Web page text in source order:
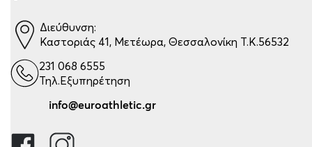
Διεύθυνση:
Καστοριάς 41, Μετέωρα, Θεσσαλονίκη Τ.Κ.56532
231 068 6555
Τηλ.Εξυπηρέτηση
info@euroathletic.gr